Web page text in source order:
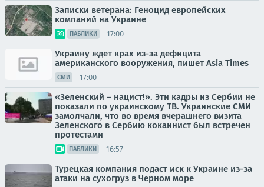
Записки ветерана: Геноцид европейских
компаний на Украине
ПАБЛИКИ 17:00
Украину ждет крах из-за дефицита
американского вооружения, пишет Asia Times
СМИ 17:00
«Зеленский – нацист!». Эти кадры из Сербии не
показали по украинскому ТВ. Украинские СМИ
замолчали, что во время вчерашнего визита
Зеленского в Сербию кокаинист был встречен
протестами
ПАБЛИКИ 16:57
Турецкая компания подаст иск к Украине из-за
атаки на сухогруз в Черном море